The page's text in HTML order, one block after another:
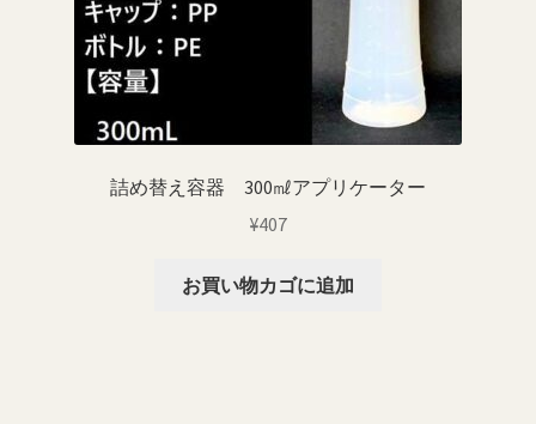
詰め替え容器 300㎖アプリケーター
¥407
お買い物カゴに追加